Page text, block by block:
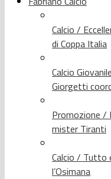
Calcio /
di Coppa Italia
Calcio
Giorgetti
Promozione /
mister Tiranti
Calcio /
l’Osimana